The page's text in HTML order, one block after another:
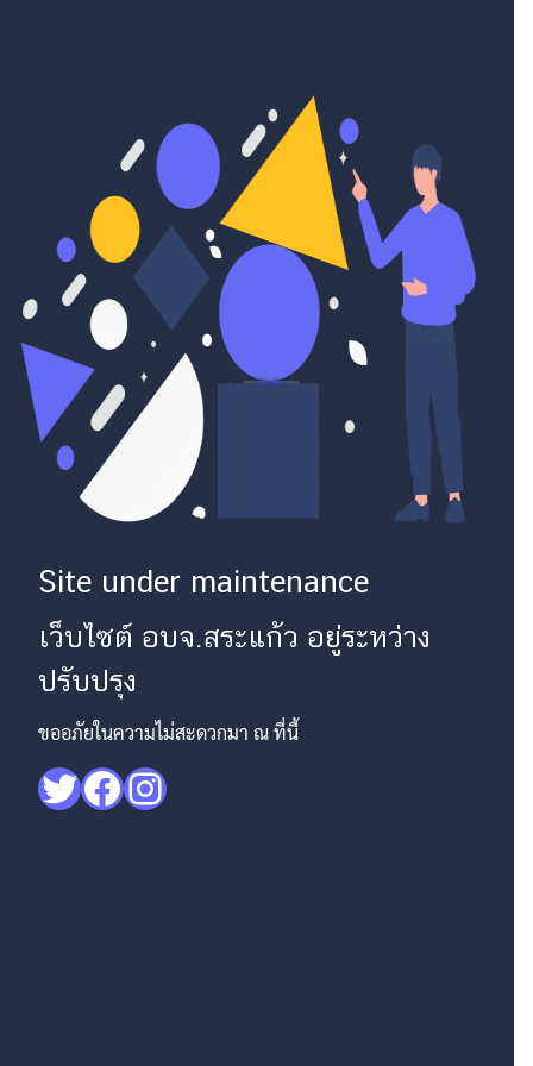
Site under maintenance
เว็บไซต์ อบจ.สระแก้ว อยู่ระหว่าง
ปรับปรุง
ขออภัยในความไม่สะดวกมา ณ ที่นี้
Twitter
Facebook
Instagram